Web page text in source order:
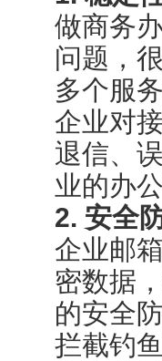
做商务
问题，
多个服
企业对
退信、
业的办
2. 安全
企业邮
密数据
的安全
拦截钓